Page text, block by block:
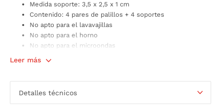
Medida soporte: 3,5 x 2,5 x 1 cm
Contenido: 4 pares de palillos + 4 soportes
No apto para el lavavajillas
No apto para el horno
No apto para el microondas
Presentado en una caja regalo
Leer más
Detalles técnicos